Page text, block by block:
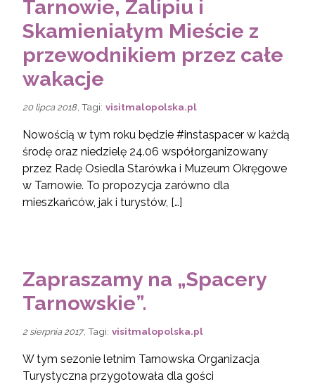
Tarnowie, Zalipiu i
Skamieniałym Mieście z
przewodnikiem przez całe
wakacje
20 lipca 2018 , Tagi: visitmalopolska.pl
Nowością w tym roku będzie #instaspacer w każdą
środę oraz niedzielę 24.06 współorganizowany
przez Radę Osiedla Starówka i Muzeum Okręgowe
w Tarnowie. To propozycja zarówno dla
mieszkańców, jak i turystów, […]
Zapraszamy na „Spacery
Tarnowskie”.
2 sierpnia 2017, Tagi: visitmalopolska.pl
W tym sezonie letnim Tarnowska Organizacja
Turystyczna przygotowała dla gości